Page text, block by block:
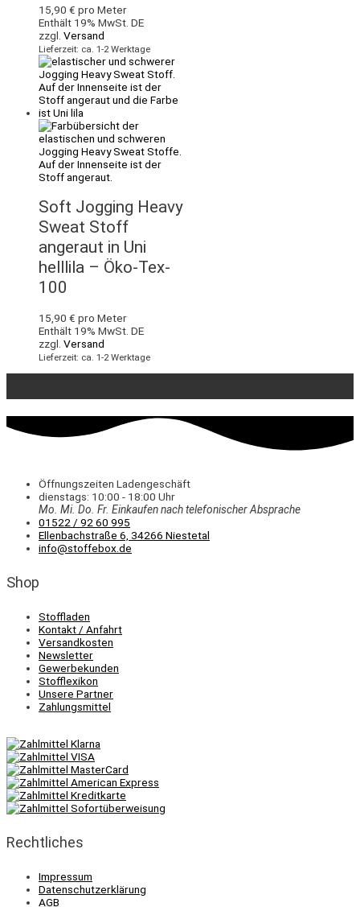
15,90 € pro Meter
Enthält 19% MwSt. DE
zzgl. Versand
Lieferzeit: ca. 1-2 Werktage
Soft Jogging Heavy
Sweat Stoff
angeraut in Uni
helllila – Öko-Tex-
100
15,90 € pro Meter
Enthält 19% MwSt. DE
zzgl. Versand
Lieferzeit: ca. 1-2 Werktage
Öffnungszeiten Ladengeschäft
dienstags: 10:00 - 18:00 Uhr
Mo. Mi. Do. Fr. Einkaufennach telefonischer Absprache
01522 / 92 60 995
Ellenbachstraße 6, 34266 Niestetal
info@stoffebox.de
Shop
Stoffladen
Kontakt / Anfahrt
Versandkosten
Newsletter
Gewerbekunden
Stofflexikon
Unsere Partner
Zahlungsmittel
Rechtliches
Impressum
Datenschutzerklärung
AGB